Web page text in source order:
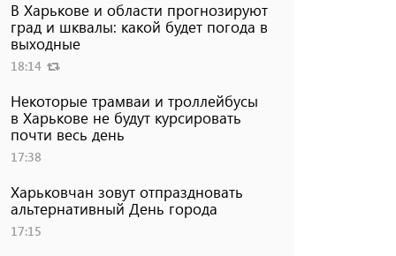
В Харькове и области прогнозируют
град и шквалы: какой будет погода в
выходные
18:14
Некоторые трамваи и троллейбусы
в Харькове не будут курсировать
почти весь день
17:38
Харьковчан зовут отпраздновать
альтернативный День города
17:15